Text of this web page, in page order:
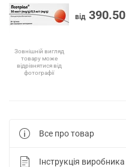
Зовнішній вигляд
товару може
відрізнятися від
фотографії
від 390.50
Все про товар
Інструкція виробника